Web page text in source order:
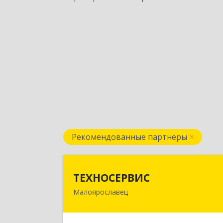
Рекомендованные партнеры
ТЕХНОСЕРВИС
Малоярославец